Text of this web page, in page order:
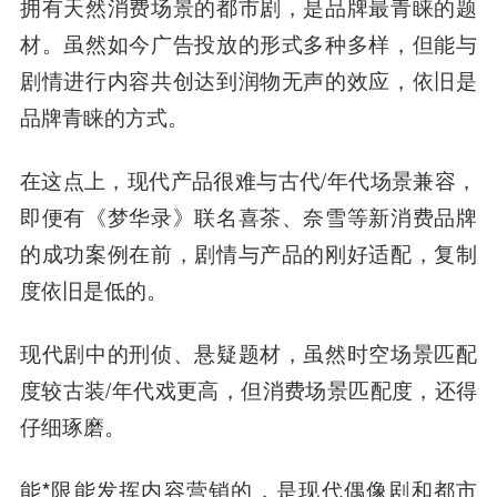
拥有天然消费场景的都市剧，是品牌最青睐的题
材。虽然如今广告投放的形式多种多样，但能与
剧情进行内容共创达到润物无声的效应，依旧是
品牌青睐的方式。
在这点上，现代产品很难与古代/年代场景兼容，
即便有《梦华录》联名喜茶、奈雪等新消费品牌
的成功案例在前，剧情与产品的刚好适配，复制
度依旧是低的。
现代剧中的刑侦、悬疑题材，虽然时空场景匹配
度较古装/年代戏更高，但消费场景匹配度，还得
仔细琢磨。
能*限能发挥内容营销的，是现代偶像剧和都市